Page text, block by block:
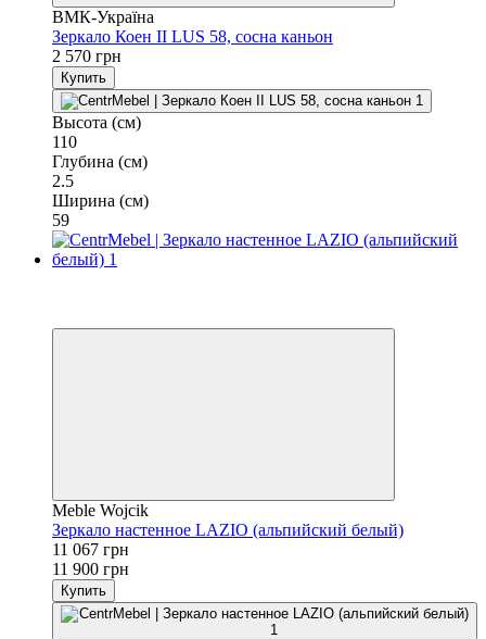
ВМК-Україна
Зеркало Коен ІІ LUS 58, сосна каньон
2 570 грн
Купить
Высота (см)
110
Глубина (см)
2.5
Ширина (см)
59
Meble Wojcik
Зеркало настенное LAZIO (альпийский белый)
11 067 грн
11 900 грн
Купить